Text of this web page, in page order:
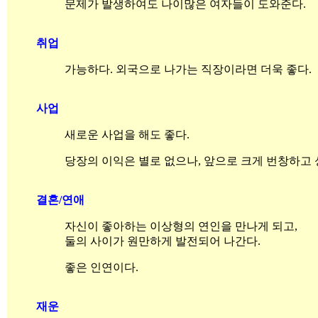
문제가 발생하여도 나이많은 여자들이 도와준다.
취업
가능하다. 외국으로 나가는 직장이라면 더욱 좋다.
사업
새로운 사업을 해도 좋다.
당장의 이익은 별로 없으나, 앞으로 크게 번창하고
결혼/연애
자신이 좋아하는 이상형의 연인을 만나게 되고,
둘의 사이가 원만하게 발전되어 나간다.
좋은 인연이다.
재운